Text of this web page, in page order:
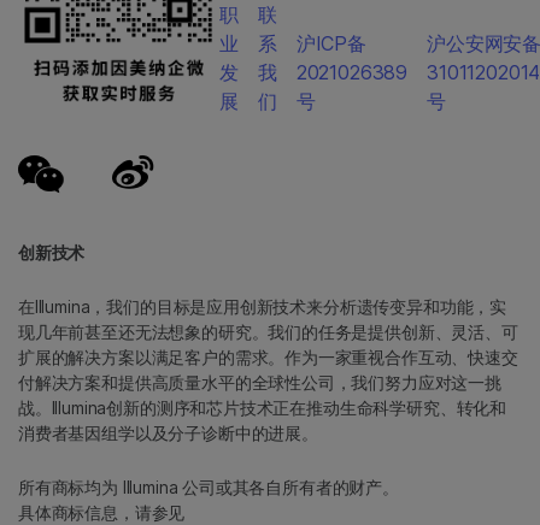
创新技术
在Illumina，我们的目标是应用创新技术来分析遗传变异和功能，实
现几年前甚至还无法想象的研究。我们的任务是提供创新、灵活、可
扩展的解决方案以满足客户的需求。作为一家重视合作互动、快速交
付解决方案和提供高质量水平的全球性公司，我们努力应对这一挑
战。Illumina创新的测序和芯片技术正在推动生命科学研究、转化和
消费者基因组学以及分子诊断中的进展。
所有商标均为 Illumina 公司或其各自所有者的财产。
具体商标信息，请参见
职
业
发
展
联
系
我
们
沪ICP备
2021026389
号
沪公安网安
号